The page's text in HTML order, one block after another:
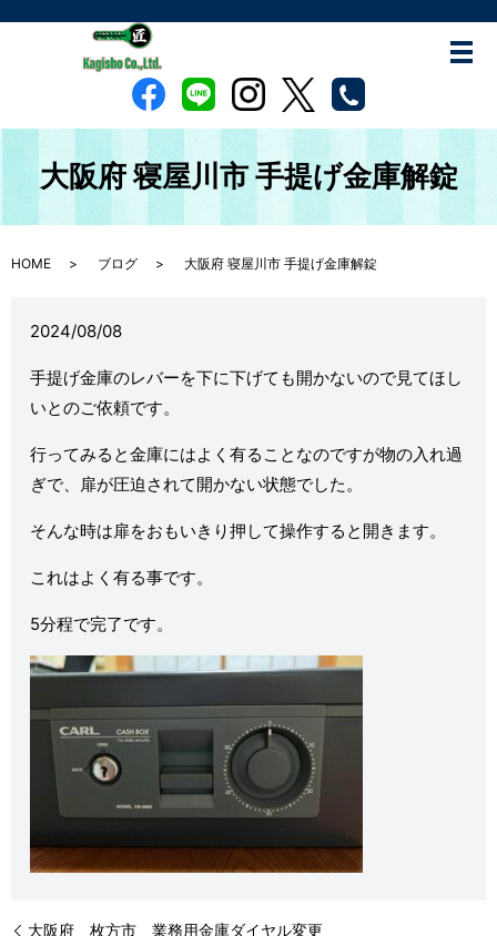
大阪府 寝屋川市 手提げ金庫解錠
HOME ブログ 大阪府 寝屋川市 手提げ金庫解錠
2024/08/08
手提げ金庫のレバーを下に下げても開かないので見てほし
いとのご依頼です。
行ってみると金庫にはよく有ることなのですが物の入れ過
ぎで、扉が圧迫されて開かない状態でした。
そんな時は扉をおもいきり押して操作すると開きます。
これはよく有る事です。
5分程で完了です。
大阪府 枚方市 業務用金庫ダイヤル変更